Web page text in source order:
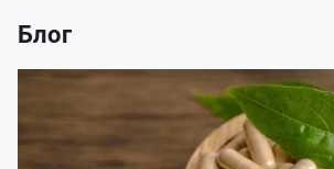
Блог